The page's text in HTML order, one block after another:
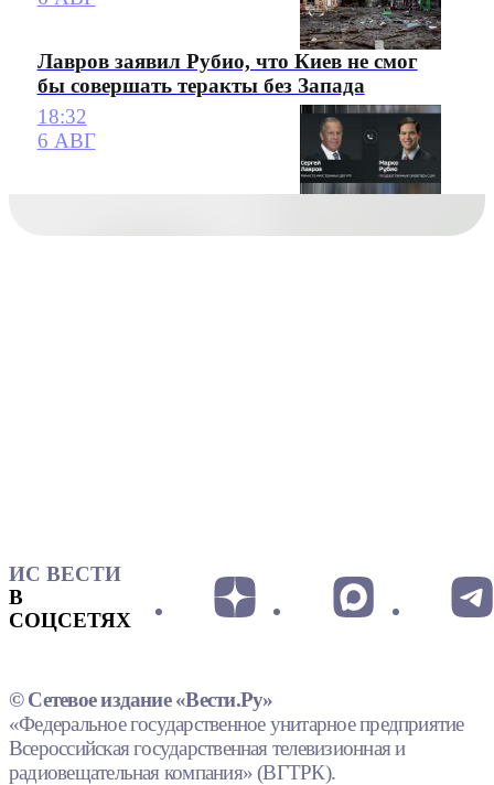
Лавров заявил Рубио, что Киев не смог
бы совершать теракты без Запада
18:32
6 АВГ
ИС ВЕСТИ
В
СОЦСЕТЯХ
© Сетевое издание «Вести.Ру»
«Федеральное государственное унитарное предприятие
Всероссийская государственная телевизионная и
радиовещательная компания» (ВГТРК).